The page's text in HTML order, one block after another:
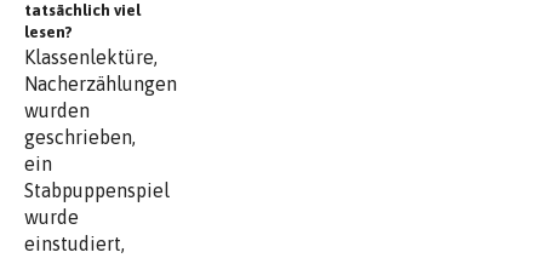
tatsächlich viel
lesen?
Klassenlektüre,
Nacherzählungen
wurden
geschrieben,
ein
Stabpuppenspiel
wurde
einstudiert,